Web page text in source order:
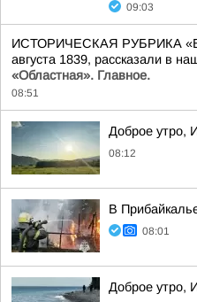
09:03
ИСТОРИЧЕСКАЯ РУБРИКА
августа 1839, рассказали в
«Областная». Главное.
08:51
Доброе утро,
08:12
В
08:01
Доброе утро,